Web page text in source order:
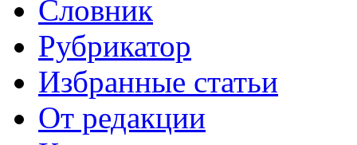
Словник
Рубрикатор
Избранные статьи
От редакции